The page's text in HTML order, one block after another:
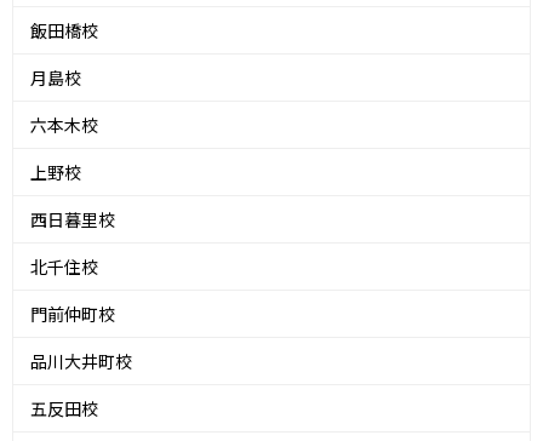
飯田橋校
月島校
六本木校
上野校
西日暮里校
北千住校
門前仲町校
品川大井町校
五反田校